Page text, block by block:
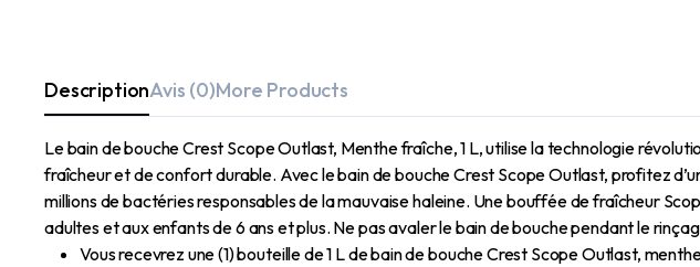
DescriptionAvis (0)More Products
Le bain de bouche Crest Scope Outlast, Menthe fraîche, 1 L, utilise la technologie
fraîcheur et de confort durable. Avec le bain de bouche Crest Scope Outlast, profitez
millions de bactéries responsables de la mauvaise haleine. Une bouffée de fraîcheur
adultes et aux enfants de 6 ans et plus. Ne pas avaler le bain de bouche pendant le
Vous recevrez une (1) bouteille de 1 L de bain de bouche Crest Scope Outlast,